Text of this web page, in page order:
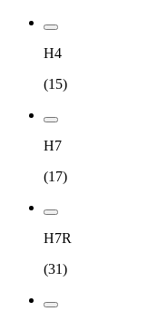
H4
(15)
H7
(17)
H7R
(31)